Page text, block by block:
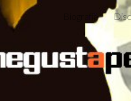
to main contentBiografía